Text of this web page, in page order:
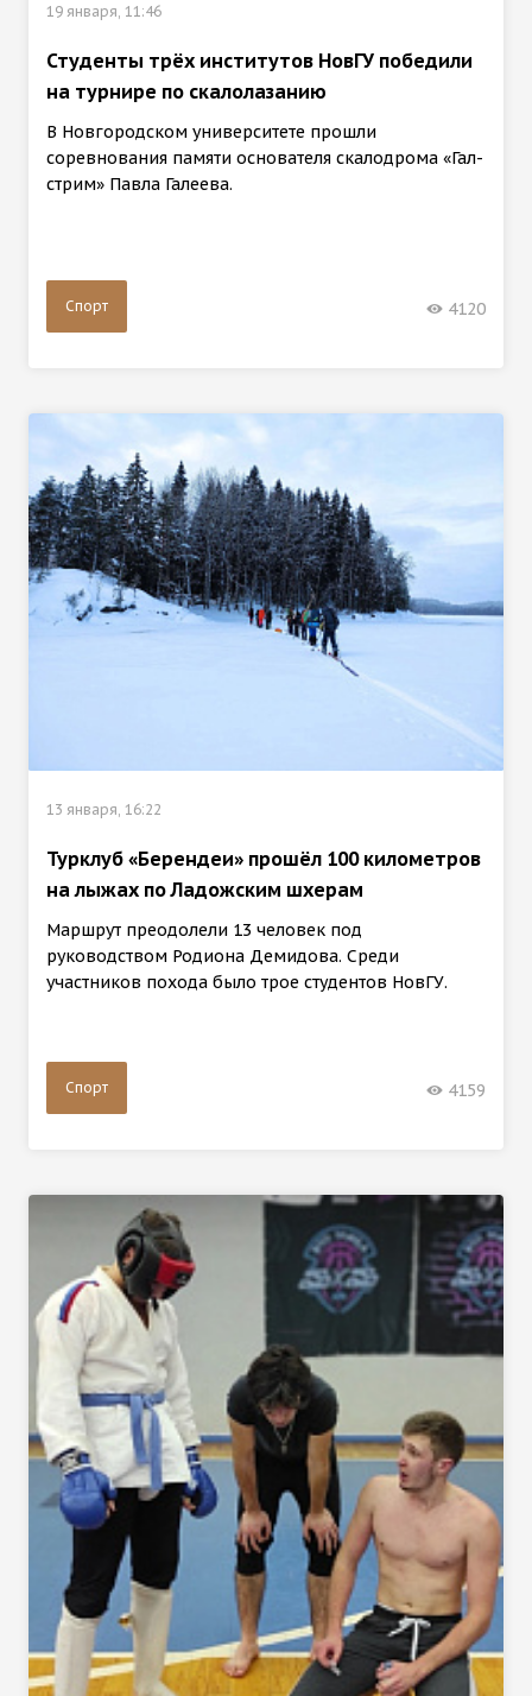
19 января, 11:46
Студенты трёх институтов НовГУ победили
на турнире по скалолазанию
В Новгородском университете прошли
соревнования памяти основателя скалодрома «Гал-
стрим» Павла Галеева.
Спорт 4120
13 января, 16:22
Турклуб «Берендеи» прошёл 100 километров
на лыжах по Ладожским шхерам
Маршрут преодолели 13 человек под
руководством Родиона Демидова. Среди
участников похода было трое студентов НовГУ.
Спорт 4159